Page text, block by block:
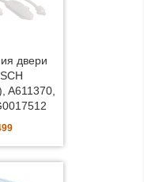
двери
A611370,